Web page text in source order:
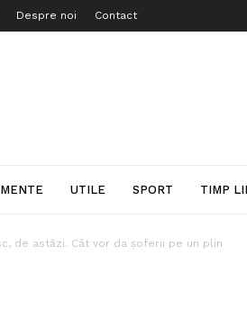
Despre noi Contact
UTILE SPORT TIMP
de astăzi. Cât vor da șoferii pe un plin